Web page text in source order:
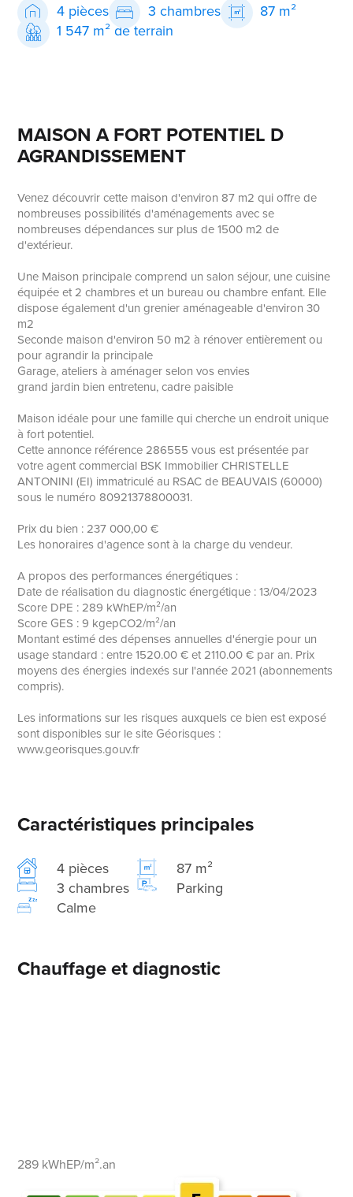
4 pièces 3 chambres
87 m²
1 547 m² de terrain
MAISON A FORT POTENTIEL D
AGRANDISSEMENT
Venez découvrir cette maison d'environ 87 m2 qui offre de
nombreuses possibilités d'aménagements avec se
nombreuses dépendances sur plus de 1500 m2 de
d'extérieur.
Une Maison principale comprend un salon séjour, une cuisine
équipée et 2 chambres et un bureau ou chambre enfant. Elle
dispose également d'un grenier aménageable d'environ 30
m2
Seconde maison d'environ 50 m2 à rénover entièrement ou
pour agrandir la principale
Garage, ateliers à aménager selon vos envies
grand jardin bien entretenu, cadre paisible
Maison idéale pour une famille qui cherche un endroit unique
à fort potentiel.
Cette annonce référence 286555 vous est présentée par
votre agent commercial BSK Immobilier CHRISTELLE
ANTONINI (EI) immatriculé au RSAC de BEAUVAIS (60000)
sous le numéro 80921378800031.
Prix du bien : 237 000,00 €
Les honoraires d'agence sont à la charge du vendeur.
A propos des performances énergétiques :
Date de réalisation du diagnostic énergétique : 13/04/2023
Score DPE : 289 kWhEP/m²/an
Score GES : 9 kgepCO2/m²/an
Montant estimé des dépenses annuelles d'énergie pour un
usage standard : entre 1520.00 € et 2110.00 € par an. Prix
moyens des énergies indexés sur l'année 2021 (abonnements
compris).
Les informations sur les risques auxquels ce bien est exposé
sont disponibles sur le site Géorisques :
www.georisques.gouv.fr
Caractéristiques principales
4 pièces
87 m²
3 chambres
Parking
Calme
Chauffage et diagnostic
289 kWhEP/m².an